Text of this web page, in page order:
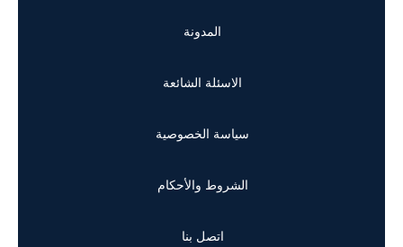
المدونة
الاسئلة الشائعة
سياسة الخصوصية
الشروط والأحكام
اتصل بنا